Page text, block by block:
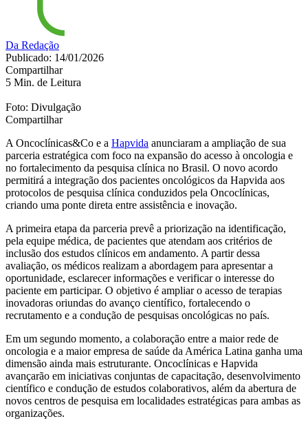
Da Redação
Publicado: 14/01/2026
Compartilhar
5 Min. de Leitura
Foto: Divulgação
Compartilhar
A Oncoclínicas&Co e a Hapvida anunciaram a ampliação de sua
parceria estratégica com foco na expansão do acesso à oncologia e
no fortalecimento da pesquisa clínica no Brasil. O novo acordo
permitirá a integração dos pacientes oncológicos da Hapvida aos
protocolos de pesquisa clínica conduzidos pela Oncoclínicas,
criando uma ponte direta entre assistência e inovação.
A primeira etapa da parceria prevê a priorização na identificação,
pela equipe médica, de pacientes que atendam aos critérios de
inclusão dos estudos clínicos em andamento. A partir dessa
avaliação, os médicos realizam a abordagem para apresentar a
oportunidade, esclarecer informações e verificar o interesse do
paciente em participar. O objetivo é ampliar o acesso de terapias
inovadoras oriundas do avanço científico, fortalecendo o
recrutamento e a condução de pesquisas oncológicas no país.
Em um segundo momento, a colaboração entre a maior rede de
oncologia e a maior empresa de saúde da América Latina ganha uma
dimensão ainda mais estruturante. Oncoclínicas e Hapvida
avançarão em iniciativas conjuntas de capacitação, desenvolvimento
científico e condução de estudos colaborativos, além da abertura de
novos centros de pesquisa em localidades estratégicas para ambas as
organizações.